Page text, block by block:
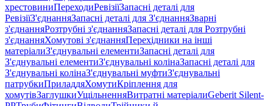
хрестовиниПереходиРевізіїЗапасні деталі для
РевізіїЗ'єднанняЗапасні деталі для З'єднанняЗварні
з'єднанняРозтрубні з'єднанняЗапасні деталі для Розтрубні
з'єднанняХомутові з'єднанняПерехідники на інші
матеріалиЗ'єднувальні елементиЗапасні деталі для
З'єднувальні елементиЗ'єднувальні колінаЗапасні деталі для
З'єднувальні колінаЗ'єднувальні муфтиЗ'єднувальні
патрубкиПриладдяХомутиКріплення для
хомутівЗаглушкиУщільненняВитратні матеріалиGeberit Silent-